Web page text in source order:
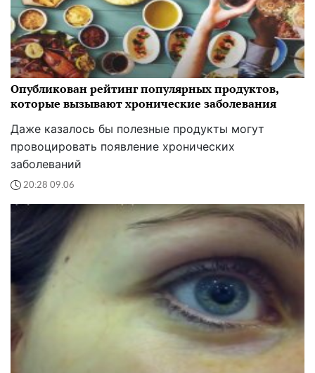
Опубликован рейтинг популярных продуктов,
которые вызывают хронические заболевания
Даже казалось бы полезные продукты могут
провоцировать появление хронических
заболеваний
20:28 09.06